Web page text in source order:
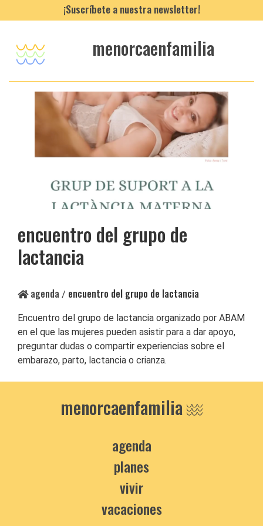
¡Suscríbete a nuestra newsletter!
menorcaenfamilia
encuentro del grupo de
lactancia
agenda / encuentro del grupo de lactancia
Encuentro del grupo de lactancia organizado por ABAM
en el que las mujeres pueden asistir para a dar apoyo,
preguntar dudas o compartir experiencias sobre el
embarazo, parto, lactancia o crianza.
menorcaenfamilia
agenda
planes
vivir
vacaciones